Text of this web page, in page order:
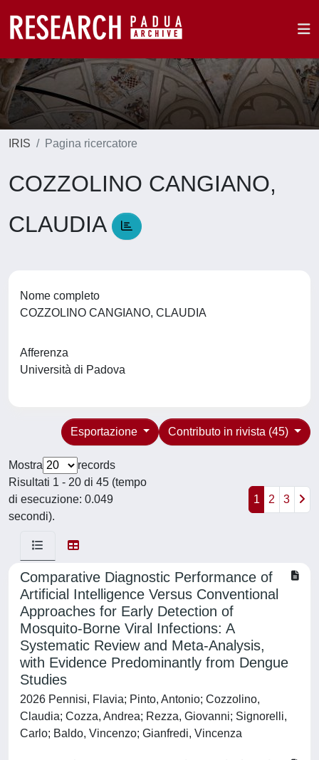
IRIS Pagina ricercatore
COZZOLINO CANGIANO,
CLAUDIA
Nome completo
COZZOLINO CANGIANO, CLAUDIA
Afferenza
Università di Padova
Contributo in rivista (45)
Esportazione
Mostra
records
Risultati 1 - 20 di 45 (tempo
di esecuzione: 0.049
secondi).
1 2 3
Comparative Diagnostic Performance of
Artificial Intelligence Versus Conventional
Approaches for Early Detection of
Mosquito-Borne Viral Infections: A
Systematic Review and Meta-Analysis,
with Evidence Predominantly from Dengue
Studies
2026 Pennisi, Flavia; Pinto, Antonio; Cozzolino,
Claudia; Cozza, Andrea; Rezza, Giovanni; Signorelli,
Carlo; Baldo, Vincenzo; Gianfredi, Vincenza